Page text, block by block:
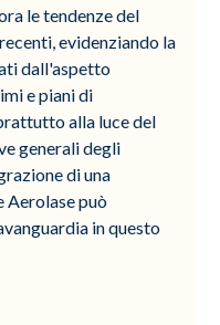
le tendenze del
evidenziando la
dall'aspetto
e piani di
alla luce del
generali degli
di una
Aerolase può
in questo